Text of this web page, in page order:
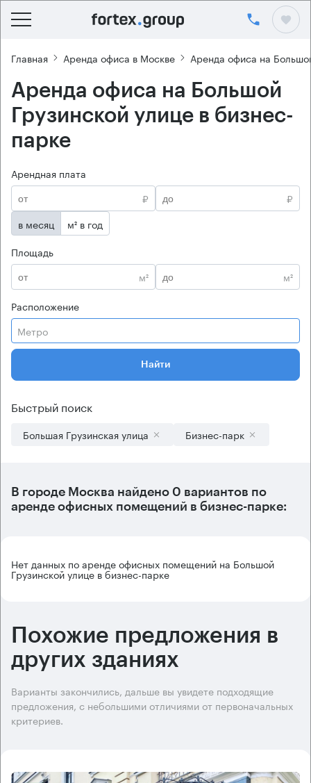
Главная Аренда офиса в Москве Аренда офиса на
Аренда офиса на Большой
Грузинской улице в бизнес-
парке
Арендная плата
₽
₽
в месяц
м² в год
Площадь
м²
м²
Расположение
Метро
Найти
Быстрый поиск
Большая Грузинская улица Бизнес-парк
В городе Москва найдено 0 вариантов по
аренде офисных помещений в бизнес-парке:
Нет данных по аренде офисных помещений на Большой
Грузинской улице в бизнес-парке
Похожие предложения в
других зданиях
Варианты закончились, дальше вы увидете подходящие
предложения, с небольшими отличиями от первоначальных
критериев.